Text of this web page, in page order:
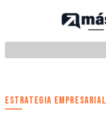
ESTRATEGIA EMPRESARIAL